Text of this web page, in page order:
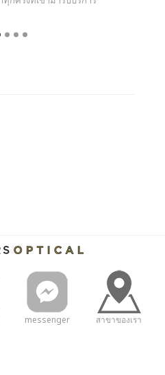
messenger สาขาของเรา